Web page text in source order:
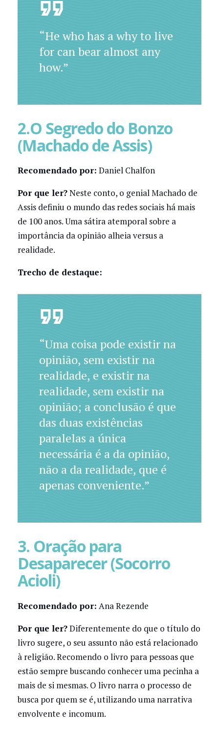
“He who has a why to live
for can bear almost any
how.”
2.O Segredo do Bonzo
(Machado de Assis)
Recomendado por: Daniel Chalfon
Por que ler?Neste conto, o genial Machado de
Assis definiu o mundo das redes sociais há mais
de 100 anos. Uma sátira atemporal sobre a
importância da opinião alheia versus a
realidade.
Trecho de destaque:
“Uma coisa pode existir na
opinião, sem existir na
realidade, e existir na
realidade, sem existir na
opinião; a conclusão é que
das duas existências
paralelas a única
necessária é a da opinião,
não a da realidade, que é
apenas conveniente.”
3. Oração para
Desaparecer (Socorro
Acioli)
Recomendado por: Ana Rezende
Por que ler?Diferentemente do que o título do
livro sugere, o seu assunto não está relacionado
à religião. Recomendo o livro para pessoas que
estão sempre buscando conhecer uma pecinha a
mais de si mesmas. O livro narra o processo de
busca por quem se é, utilizando uma narrativa
envolvente e incomum.